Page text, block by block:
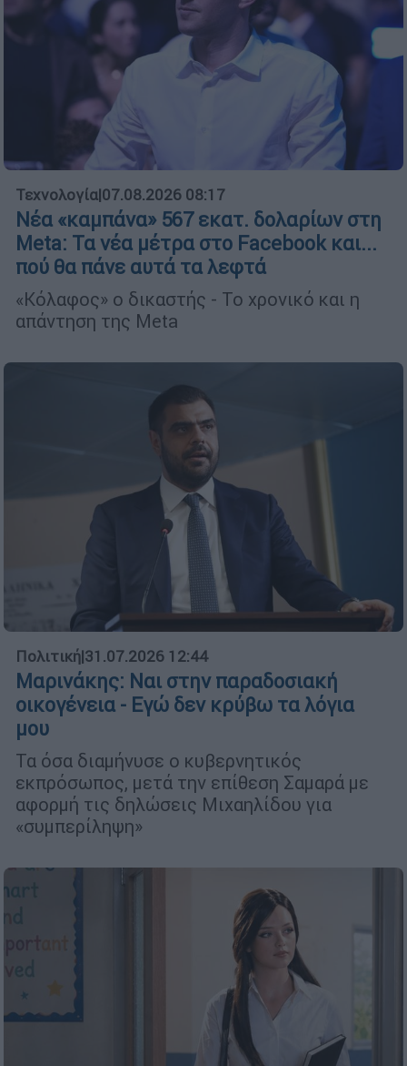
Τεχνολογία|07.08.2026 08:17
Νέα «καμπάνα» 567 εκατ. δολαρίων στη
Meta: Τα νέα μέτρα στο Facebook και...
πού θα πάνε αυτά τα λεφτά
«Κόλαφος» ο δικαστής - Το χρονικό και η
απάντηση της Meta
Πολιτική|31.07.2026 12:44
Μαρινάκης: Ναι στην παραδοσιακή
οικογένεια - Εγώ δεν κρύβω τα λόγια
μου
Τα όσα διαμήνυσε ο κυβερνητικός
εκπρόσωπος, μετά την επίθεση Σαμαρά με
αφορμή τις δηλώσεις Μιχαηλίδου για
«συμπερίληψη»